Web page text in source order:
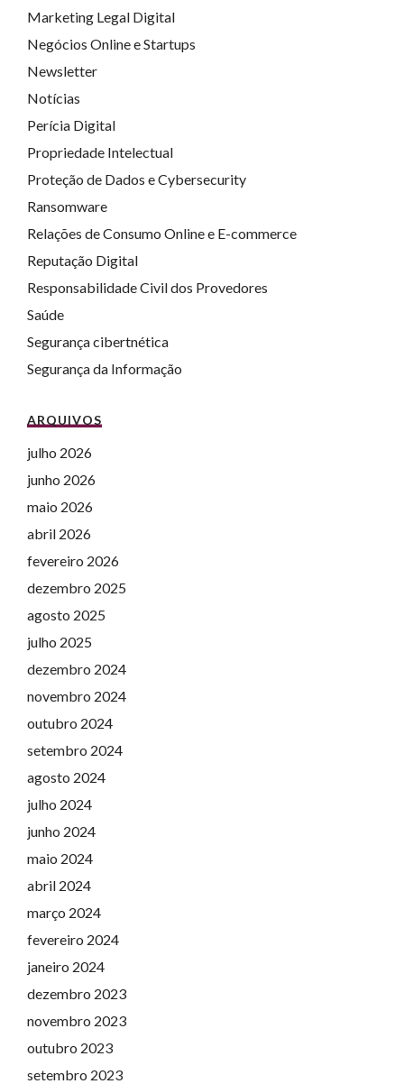
Marketing Legal Digital
Negócios Online e Startups
Newsletter
Notícias
Perícia Digital
Propriedade Intelectual
Proteção de Dados e Cybersecurity
Ransomware
Relações de Consumo Online e E-commerce
Reputação Digital
Responsabilidade Civil dos Provedores
Saúde
Segurança cibertnética
Segurança da Informação
ARQUIVOS
julho 2026
junho 2026
maio 2026
abril 2026
fevereiro 2026
dezembro 2025
agosto 2025
julho 2025
dezembro 2024
novembro 2024
outubro 2024
setembro 2024
agosto 2024
julho 2024
junho 2024
maio 2024
abril 2024
março 2024
fevereiro 2024
janeiro 2024
dezembro 2023
novembro 2023
outubro 2023
setembro 2023